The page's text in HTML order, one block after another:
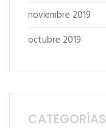
noviembre 2019
octubre 2019
CATEGORÍAS